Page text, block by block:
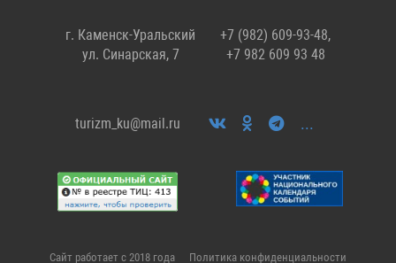
г. Каменск-Уральский
ул. Синарская, 7
+7 (982) 609-93-48,
+7 982 609 93 48
turizm_ku@mail.ru ...
Сайт работает с 2018 года Политика конфиденциальности